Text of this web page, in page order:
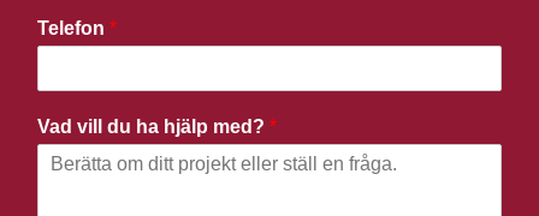
Telefon *
Vad vill du ha hjälp med? *